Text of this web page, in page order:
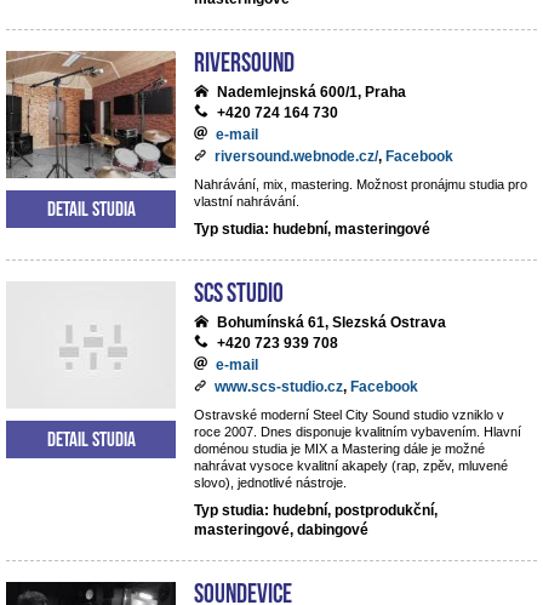
Riversound
Nademlejnská 600/1, Praha
+420 724 164 730
e-mail
riversound.webnode.cz/, Facebook
Nahrávání, mix, mastering. Možnost pronájmu studia pro
vlastní nahrávání.
Typ studia: hudební, masteringové
Detail studia
SCS Studio
Bohumínská 61, Slezská Ostrava
+420 723 939 708
e-mail
www.scs-studio.cz, Facebook
Ostravské moderní Steel City Sound studio vzniklo v
roce 2007. Dnes disponuje kvalitním vybavením. Hlavní
doménou studia je MIX a Mastering dále je možné
nahrávat vysoce kvalitní akapely (rap, zpěv, mluvené
slovo), jednotlivé nástroje.
Typ studia: hudební, postprodukční,
masteringové, dabingové
Detail studia
Soundevice